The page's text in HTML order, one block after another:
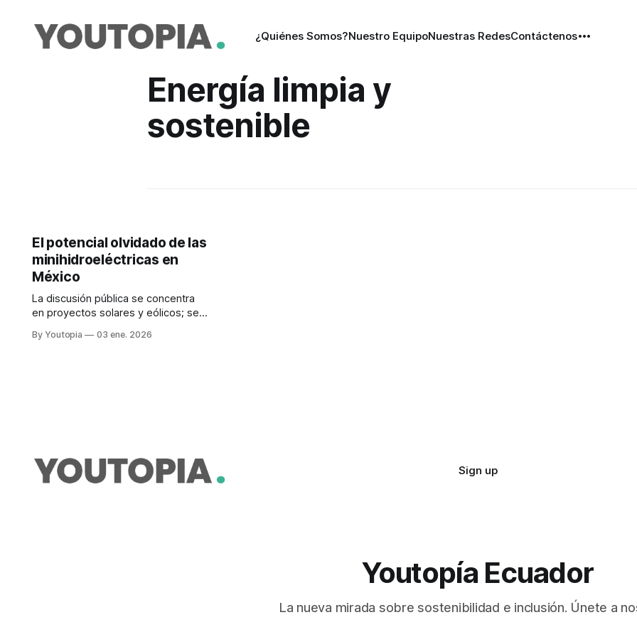
¿Quiénes Somos?Nuestro EquipoNuestras RedesContáctenos
Energía limpia y
sostenible
El potencial olvidado de las
minihidroeléctricas en
México
La discusión pública se concentra
en proyectos solares y eólicos; se
modifican significativamente los
By Youtopia 03 ene. 2026
Sign up
Youtopía Ecuador
La nueva mirada sobre sostenibilidad e inclusión. Únete a